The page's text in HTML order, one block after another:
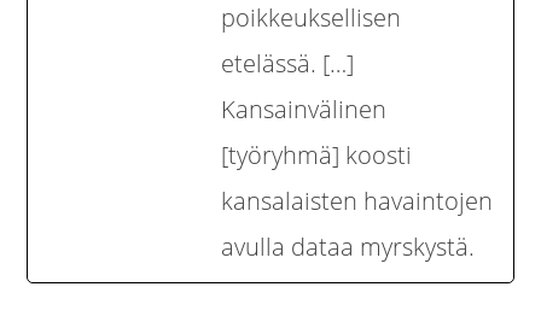
poikkeuksellisen
etelässä. […]
Kansainvälinen
[työryhmä] koosti
kansalaisten havaintojen
avulla dataa myrskystä.